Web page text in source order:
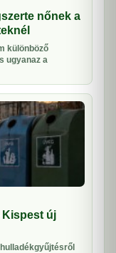
nőnek a
különböző
ugyanaz a
Kispest új